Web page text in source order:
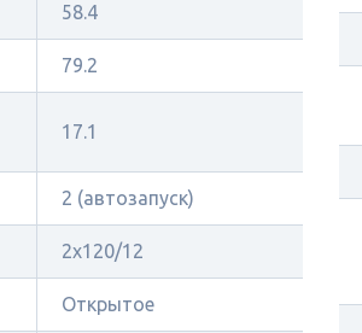
58.4
79.2
17.1
2 (автозапуск)
2х120/12
Открытое